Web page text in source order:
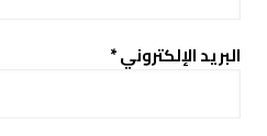
البريد الإلكتروني*